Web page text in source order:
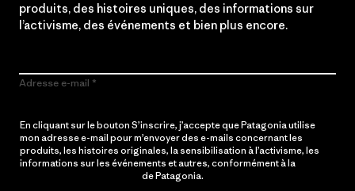
produits, des histoires uniques, des informations sur
l’activisme, des événements et bien plus encore.
Adresse e-mail
En cliquant sur le bouton S’inscrire, j’accepte que Patagonia utilise
mon adresse e-mail pour m’envoyer des e-mails concernant les
produits, les histoires originales, la sensibilisation à l’activisme, les
informations sur les événements et autres, conformément à la
de Patagonia.